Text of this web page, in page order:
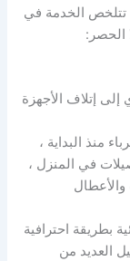
تتلخص الخدمة في
الحصر:
إلى إتلاف الأجهزة
منذ البداية ،
في المنزل ،
بطريقة احترافية
العديد من